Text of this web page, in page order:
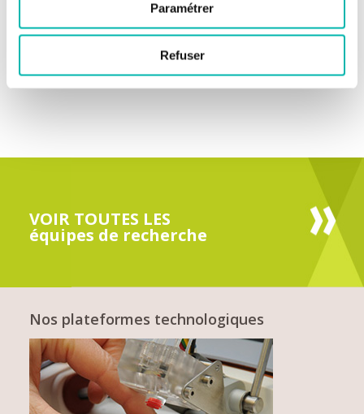
Paramétrer
Refuser
VOIR TOUTES LES
équipes de recherche
Nos plateformes technologiques